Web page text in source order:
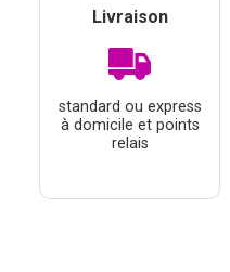
Livraison
standard ou express
à domicile et points
relais